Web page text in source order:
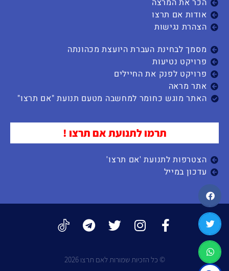
הכר את המרצה
אודות אם תרצו
הצהרת נגישות
מסמך לבחינת העברת היועצת מכהונתה
פרויקט נטיעות
פרויקט לפנק את החיילים
אתר מראה
האתר מוגש כחומר למחשבה מטעם תנועת "אם תרצו"
תרמו לתנועת אם תרצו !
הצטרפות לתנועת 'אם תרצו'
עדכון במייל
© כל הזכיות שמורות לאם תרצו 2026